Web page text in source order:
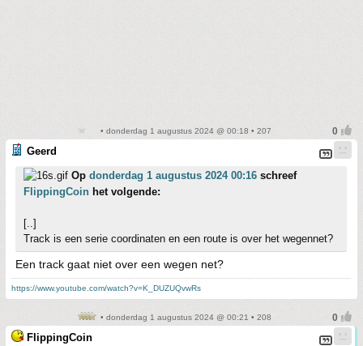
• donderdag 1 augustus 2024 @ 00:18 • 207
Geerd
Op donderdag 1 augustus 2024 00:16 schreef
FlippingCoin het volgende:
[..]
Track is een serie coordinaten en een route is over het wegennet?
Een track gaat niet over een wegen net?
https://www.youtube.com/watch?v=K_DUZUQvwRs
• donderdag 1 augustus 2024 @ 00:21 • 208
FlippingCoin